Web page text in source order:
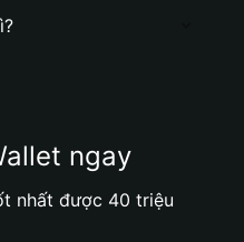
ngay
nhất được 40 triệu